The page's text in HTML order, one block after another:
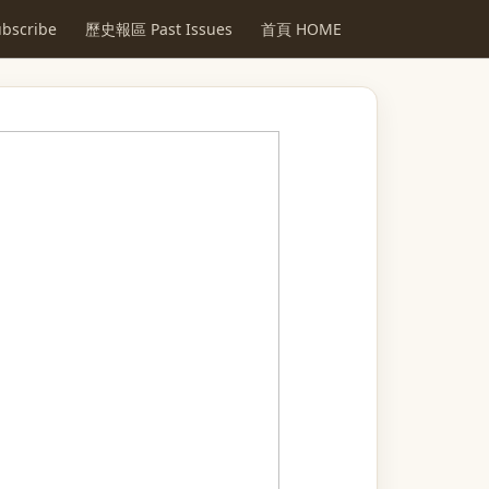
歷史報區 Past Issues 首頁 HOME